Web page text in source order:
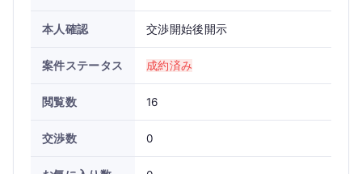
本人確認 交渉開始後開示
案件ステータス 成約済み
閲覧数 16
交渉数 0